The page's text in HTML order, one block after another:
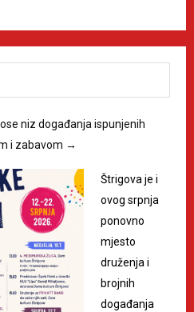
niz događanja ispunjenih
i zabavom →
Štrigova je i
ovog srpnja
ponovno
mjesto
druženja i
brojnih
događanja